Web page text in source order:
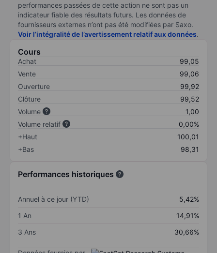
performances passées de cette action ne sont pas un
indicateur fiable des résultats futurs. Les données de
fournisseurs externes n’ont pas été modifiées par Saxo.
Voir l’intégralité de l’avertissement relatif aux données.
Cours
Achat
99,05
Vente
99,06
Ouverture
99,92
Clôture
99,52
Volume
1,00
Volume relatif
0,00%
+Haut
100,01
+Bas
98,31
Performances historiques
Annuel à ce jour (YTD)
5,42%
1 An
14,91%
3 Ans
30,66%